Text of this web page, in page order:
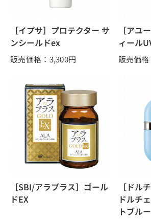
［イプサ］プロテクター サ
ンシールドex
販売価格：3,300円
［アユ
ィール
販売価
［SBI/アラプラス］ゴール
ドEX
［ドル
ドルチ
トブル